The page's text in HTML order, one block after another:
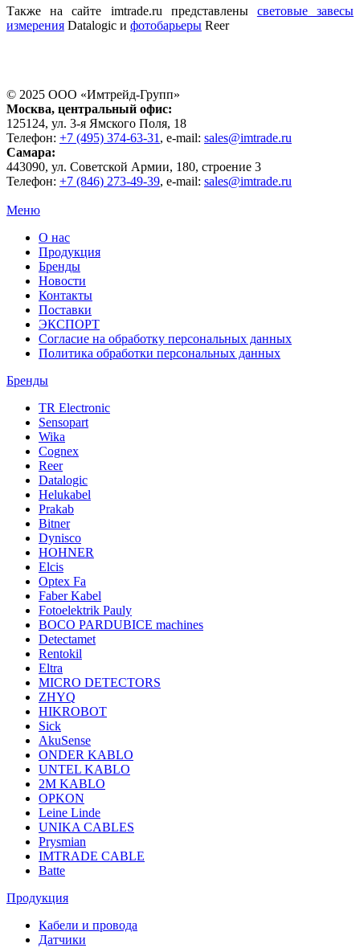
Также на сайте imtrade.ru представлены световые завесы
измерения Datalogic и фотобарьеры Reer
© 2025 ООО «Имтрейд-Групп»
Москва, центральный офис:
125124, ул. 3-я Ямского Поля, 18
Телефон: +7 (495) 374-63-31 , e-mail: sales@imtrade.ru
Самара:
443090, ул. Советской Армии, 180, строение 3
Телефон: +7 (846) 273-49-39, e-mail: sales@imtrade.ru
Меню
О нас
Продукция
Бренды
Новости
Контакты
Поставки
ЭКСПОРТ
Согласие на обработку персональных данных
Политика обработки персональных данных
Бренды
TR Electronic
Sensopart
Wika
Cognex
Reer
Datalogic
Helukabel
Prakab
Bitner
Dynisco
HOHNER
Elcis
Optex Fa
Faber Kabel
Fotoelektrik Pauly
BOCO PARDUBICE machines
Detectamet
Rentokil
Eltra
MICRO DETECTORS
ZHYQ
HIKROBOT
Sick
AkuSense
ONDER KABLO
UNTEL KABLO
2M KABLO
OPKON
Leine Linde
UNIKA CABLES
Prysmian
IMTRADE CABLE
Batte
Продукция
Кабели и провода
Датчики